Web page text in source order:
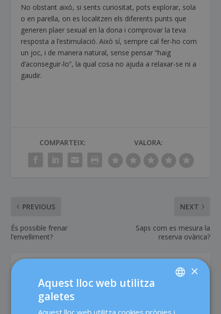
No obstant això, si sents curiositat, pots explorar, sola
o en parella, on es localitzen els diferents punts que
generen plaer sexual en la dona i comprovar la teva
resposta a l’estimulació. Això sí, sempre cal fer-ho com
un joc, i de manera natural, sense pensar “haig
d’aconseguir-lo”, la qual cosa no ajuda a relaxar-se ni a
gaudir.
COMPARTEIX: VALORA:
PREVIOUS
És possible frenar
l’envelliment?
NEXT
Saps com es mesura la
reserva ovàrica?
SOBRE L'AUTOR ×
Aquest lloc web utilitza
galetes
Aquest lloc web utilitza cookies pròpies i